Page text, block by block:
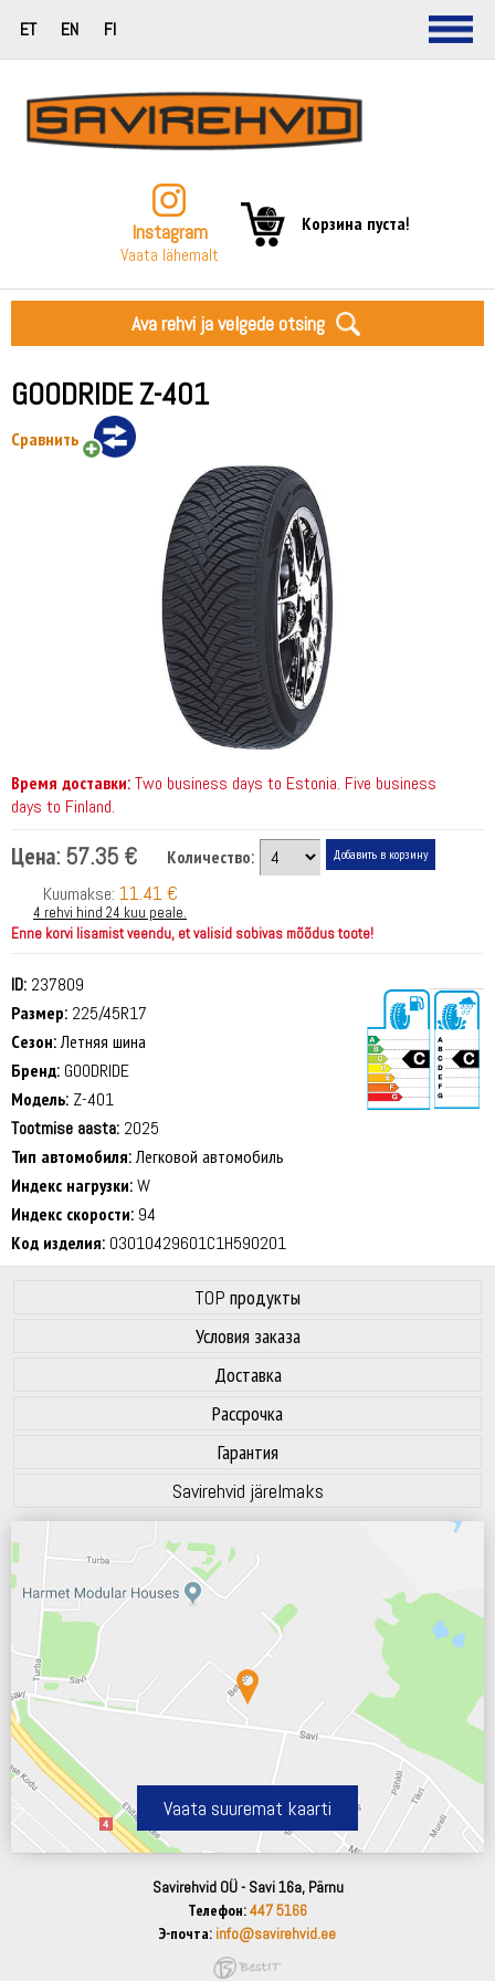
ET EN FI
Instagram
Vaata lähemalt
Корзина пуста!
Ava rehvi ja velgede otsing
GOODRIDE Z-401
Сравнить
Время доставки:Two business days to Estonia. Five business
days to Finland.
Цена: 57.35 €
Количество:
Kuumakse: 11.41 €
4 rehvi hind 24 kuu peale.
Enne korvi lisamist veendu, et valisid sobivas mõõdus toote!
ID: 237809
Размер: 225/45R17
Сезон:Летняя шина
Бренд: GOODRIDE
Модель: Z-401
Tootmise aasta: 2025
Тип автомобиля:Легковой автомобиль
Индекс нагрузки:W
Индекс скорости: 94
Код изделия: 03010429601C1H590201
TOP продукты
Условия заказа
Доставка
Рассрочка
Гарантия
Savirehvid järelmaks
Vaata suuremat kaarti
Savirehvid OÜ - Savi 16a, Pärnu
Телефон:447 5166
Э-почта: info@savirehvid.ee